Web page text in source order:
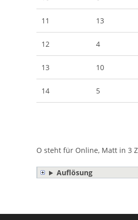
11 13
12 4
13 10
14 5
O steht für Online, Matt in 3
Auflösung